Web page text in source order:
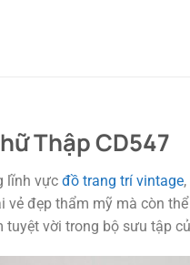
Thập CD547
lĩnh vực đồ trang trí vintage
đẹp thẩm mỹ mà còn
vời trong bộ sưu tập